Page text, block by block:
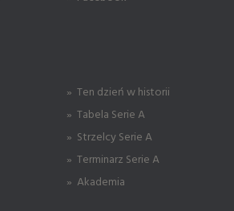
» Ten dzień w historii
» Tabela Serie A
» Strzelcy Serie A
» Terminarz Serie A
» Akademia